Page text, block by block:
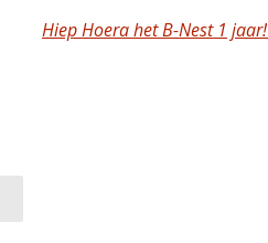
Hiep Hoera het B-Nest 1 jaar!